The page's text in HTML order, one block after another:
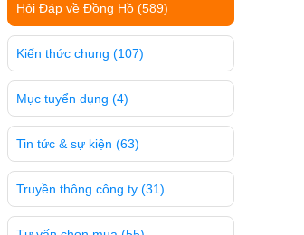
Hỏi Đáp về Đồng Hồ (589)
Kiến thức chung (107)
Mục tuyển dụng (4)
Tin tức & sự kiện (63)
Truyền thông công ty (31)